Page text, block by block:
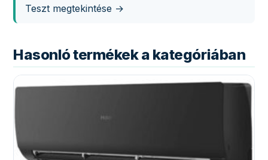
Teszt megtekintése →
Hasonló termékek a kategóriában